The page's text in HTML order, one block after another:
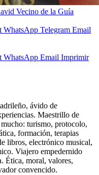
Vecino de la Guía
X
email
WhatsApp Telegram Email
WhatsApp Email Imprimir
ávido de
Maestrillo de
turismo, protocolo,
formación, terapias
libros, electrónico musical,
Viajero empedernido
Ética, moral, valores,
convencido.